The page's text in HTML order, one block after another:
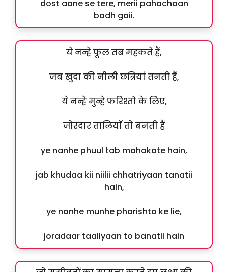
dost aane se tere, merii pahachaan
badh gaii.
ये नन्हे फूल तब महकते हैं,
जब खुदा की नीली छत्रियां तनती हैं,
ये नन्हे मुन्हे फरिश्तो के लिए,
जोरदार तालियाँ तो बनती हैं
ye nanhe phuul tab mahakate hain,
jab khudaa kii niilii chhatriyaan tanatii
hain,
ye nanhe munhe pharishto ke lie,
joradaar taaliyaan to banatii hain